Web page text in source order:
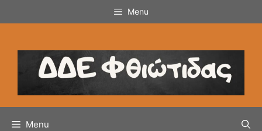
σε
Menu
Menu